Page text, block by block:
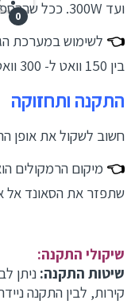
0
ועד 300W. ככל שההספק גבוה יותר, כך עוצמת השמע תהיה גבוהה יותר.
👈לשימוש במערכת
בין 150 וואט ל- 300 וואט.
התקנה ותחזוקה
חשוב לשקול את אופן
👈מיקום הרמקולים
שתפזר את הסאונד אל
שיקולי התקנה:
שיטות התקנה:ניתן
קירות, לבין התקנה